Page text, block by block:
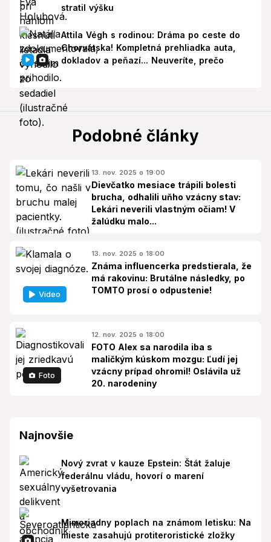
stratil výšku
Attila Végh s rodinou: Dráma po ceste do
Chorvátska! Kompletná prehliadka auta,
dokladov a peňazí... Neuveríte, prečo
Podobné články
13. nov. 2025 o 19:00
Dievčatko mesiace trápili bolesti
brucha, odhalili uňho vzácny stav:
Lekári neverili vlastným očiam! V
žalúdku malo...
Video
13. nov. 2025 o 18:00
Známa influencerka predstierala, že
má rakovinu: Brutálne následky, po
TOMTO prosí o odpustenie!
Foto
12. nov. 2025 o 18:00
FOTO Alex sa narodila iba s
maličkým kúskom mozgu: Ľudí jej
vzácny prípad ohromil! Oslávila už
20. narodeniny
Najnovšie
Nový zvrat v kauze Epstein: Štát žaluje
federálnu vládu, hovorí o marení
vyšetrovania
Mimoriadny poplach na známom letisku: Na
mieste zasahujú protiteroristické zložky